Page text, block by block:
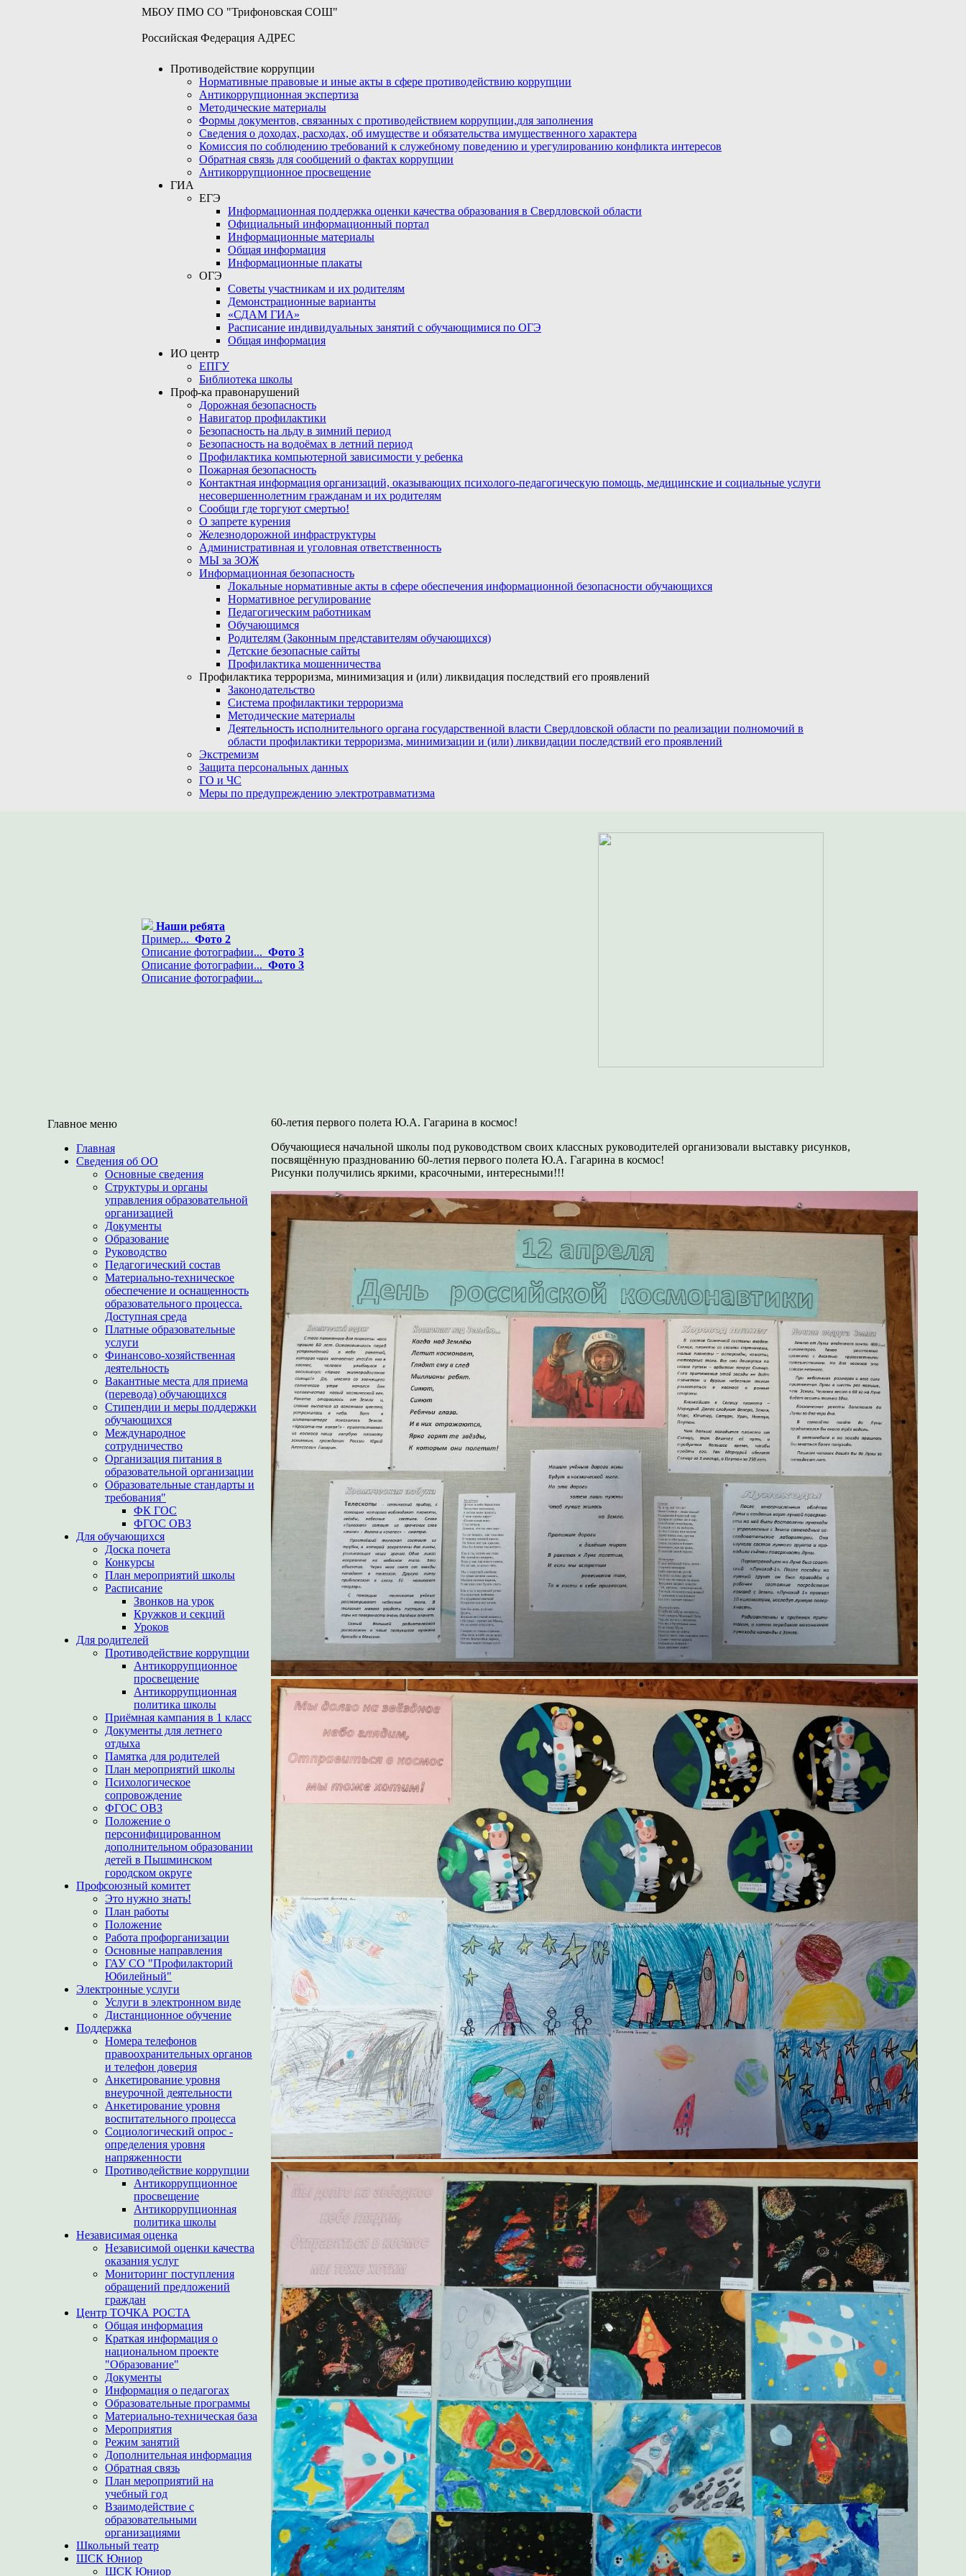
МБОУ ПМО СО "Трифоновская СОШ"
Российская Федерация АДРЕС
Противодействие коррупции
Нормативные правовые и иные акты в сфере противодействию коррупции
Антикоррупционная экспертиза
Методические материалы
Формы документов, связанных с противодействием коррупции,для заполнения
Сведения о доходах, расходах, об имуществе и обязательства имущественного характера
Комиссия по соблюдению требований к служебному поведению и урегулированию конфликта интересов
Обратная связь для сообщений о фактах коррупции
Антикоррупционное просвещение
ГИА
ЕГЭ
Информационная поддержка оценки качества образования в Свердловской области
Официальный информационный портал
Информационные материалы
Общая информация
Информационные плакаты
ОГЭ
Советы участникам и их родителям
Демонстрационные варианты
«СДАМ ГИА»
Расписание индивидуальных занятий с обучающимися по ОГЭ
Общая информация
ИО центр
ЕПГУ
Библиотека школы
Проф-ка правонарушений
Дорожная безопасность
Навигатор профилактики
Безопасность на льду в зимний период
Безопасность на водоёмах в летний период
Профилактика компьютерной зависимости у ребенка
Пожарная безопасность
Контактная информация организаций, оказывающих психолого-педагогическую помощь, медицинские и социальные услуги
несовершеннолетним гражданам и их родителям
Сообщи где торгуют смертью!
О запрете курения
Железнодорожной инфраструктуры
Административная и уголовная ответственность
МЫ за ЗОЖ
Информационная безопасность
Локальные нормативные акты в сфере обеспечения информационной безопасности обучающихся
Нормативное регулирование
Педагогическим работникам
Обучающимся
Родителям (Законным представителям обучающихся)
Детские безопасные сайты
Профилактика мошенничества
Профилактика терроризма, минимизация и (или) ликвидация последствий его проявлений
Законодательство
Система профилактики терроризма
Методические материалы
Деятельность исполнительного органа государственной власти Свердловской области по реализации полномочий в
области профилактики терроризма, минимизации и (или) ликвидации последствий его проявлений
Экстремизм
Защита персональных данных
ГО и ЧС
Меры по предупреждению электротравматизма
Наши ребята
Пример... Фото 2
Описание фотографии... Фото 3
Описание фотографии... Фото 3
Описание фотографии...
Главное меню
Главная
Сведения об ОО
Основные сведения
Структуры и органы
управления образовательной
организацией
Документы
Образование
Руководство
Педагогический состав
Материально-техническое
обеспечение и оснащенность
образовательного процесса.
Доступная среда
Платные образовательные
услуги
Финансово-хозяйственная
деятельность
Вакантные места для приема
(перевода) обучающихся
Стипендии и меры поддержки
обучающихся
Международное
сотрудничество
Организация питания в
образовательной организации
Образовательные стандарты и
требования"
ФК ГОС
ФГОС ОВЗ
Для обучающихся
Доска почета
Конкурсы
План мероприятий школы
Расписание
Звонков на урок
Кружков и секций
Уроков
Для родителей
Противодействие коррупции
Антикоррупционное
просвещение
Антикоррупционная
политика школы
Приёмная кампания в 1 класс
Документы для летнего
отдыха
Памятка для родителей
План мероприятий школы
Психологическое
сопровождение
ФГОС ОВЗ
Положение о
персонифицированном
дополнительном образовании
детей в Пышминском
городском округе
Профсоюзный комитет
Это нужно знать!
План работы
Положение
Работа профорганизации
Основные направления
ГАУ СО "Профилакторий
Юбилейный"
Электронные услуги
Услуги в электронном виде
Дистанционное обучение
Поддержка
Номера телефонов
правоохранительных органов
и телефон доверия
Анкетирование уровня
внеурочной деятельности
Анкетирование уровня
воспитательного процесса
Социологический опрос -
определения уровня
напряженности
Противодействие коррупции
Антикоррупционное
просвещение
Антикоррупционная
политика школы
Независимая оценка
Независимой оценки качества
оказания услуг
Мониторинг поступления
обращений предложений
граждан
Центр ТОЧКА РОСТА
Общая информация
Краткая информация о
национальном проекте
"Образование"
Документы
Информация о педагогах
Образовательные программы
Материально-техническая база
Мероприятия
Режим занятий
Дополнительная информация
Обратная связь
План мероприятий на
учебный год
Взаимодействие с
образовательными
организациями
Школьный театр
ШСК Юниор
ШСК Юниор
60-летия первого полета Ю.А. Гагарина в космос!
Обучающиеся начальной школы под руководством своих классных руководителей организовали выставку рисунков,
посвящённую празднованию 60-летия первого полета Ю.А. Гагарина в космос!
Рисунки получились яркими, красочными, интересными!!!